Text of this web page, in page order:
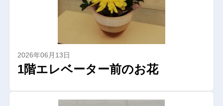
2026年06月13日
1階エレベーター前のお花